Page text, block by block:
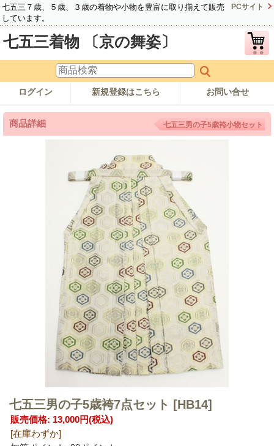
七五三７歳、５歳、３歳の着物や小物を豊富に取り揃えて販売
しています。
PCサイト
七五三着物 〔京の舞姿〕
ログイン 新規登録はこちら お問い合せ
商品詳細 七五三男の子5歳袴小物セット
七五三男の子5歳袴7点セット [HB14]
販売価格: 13,000円(税込)
[在庫わずか]